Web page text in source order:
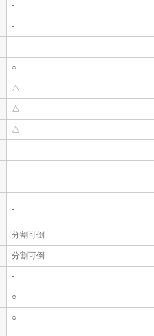
-
-
-
○
△
△
△
-
-
-
分割可倒
分割可倒
-
○
○